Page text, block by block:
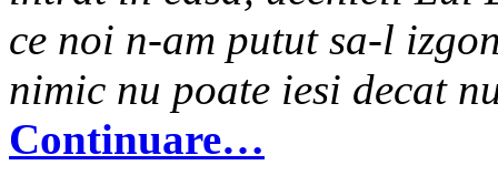
ce noi n-am putut sa-l
nimic nu poate iesi decat
Continuare…